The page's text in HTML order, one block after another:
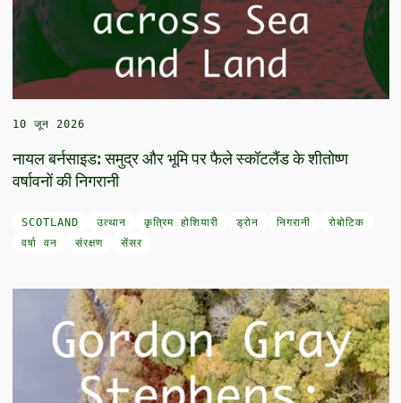
10 जून 2026
नायल बर्नसाइड: समुद्र और भूमि पर फैले स्कॉटलैंड के शीतोष्ण
वर्षावनों की निगरानी
SCOTLAND उत्थान कृत्रिम होशियारी ड्रोन निगरानी
रोबोटिक
वर्षा वन
संरक्षण सेंसर